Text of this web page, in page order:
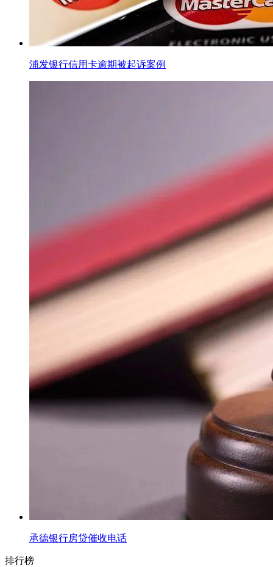
浦发银行信用卡逾期被起诉案例
承德银行房贷催收电话
排行榜